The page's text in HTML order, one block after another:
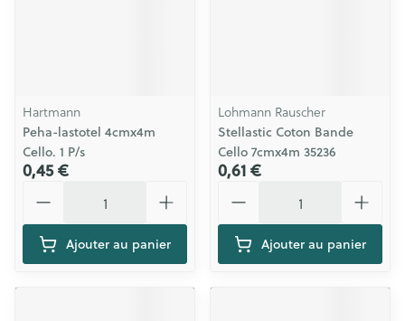
Hartmann
Peha-lastotel 4cmx4m
Cello. 1 P/s
0,45 €
Ajouter au panier
Lohmann Rauscher
Stellastic Coton Bande
Cello 7cmx4m 35236
0,61 €
Ajouter au panier